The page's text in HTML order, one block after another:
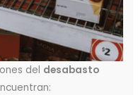
del desabasto